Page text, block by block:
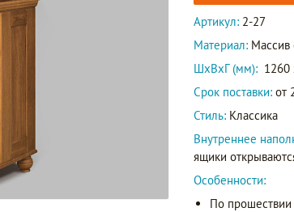
Артикул: 2-27
Материал: Массив
ШxВxГ (мм): 1260
Срок поставки: от
Стиль: Классика
Внутреннее
ящики
Особенности:
По